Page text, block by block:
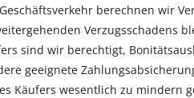
berechnen wir
Verzugsschadens
sind wir berechtigt,
geeignete
Käufers wesentlich zu mindern